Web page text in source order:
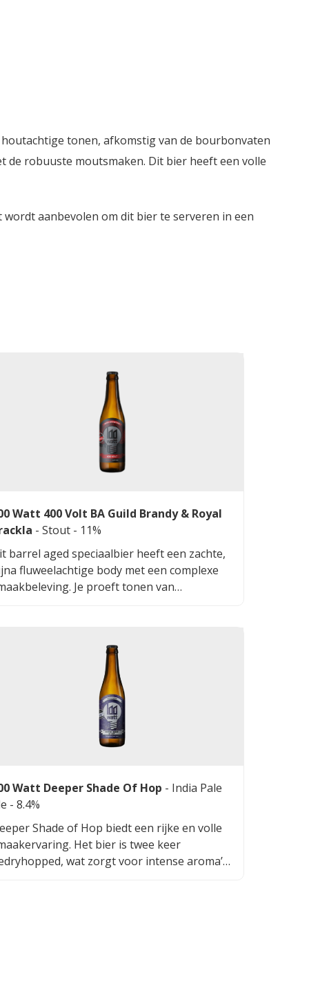
tonen, afkomstig van de bourbonvaten
de robuuste moutsmaken. Dit bier heeft een volle
aanbevolen om dit bier te serveren in een
Watt 400 Volt BA Guild Brandy & Royal
- Stout - 11%
barrel aged speciaalbier heeft een zachte,
fluweelachtige body met een complexe
Je proeft tonen van
een diepe, warme en gelaagde smaak die
blijft hangen. De bitterheid is mooi in
met de zoetere elementen, waardoor
bier krachtig maar toegankelijk blijft. Elke
onthult nieuwe nuances en maakt dit bier
een ware smaaksensatie.
Watt Deeper Shade Of Hop - India Pale
- 8.4%
Shade of Hop biedt een rijke en volle
Het bier is twee keer
wat zorgt voor intense aroma’s